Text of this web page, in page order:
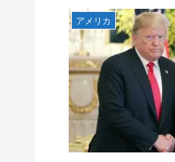
アメリカ